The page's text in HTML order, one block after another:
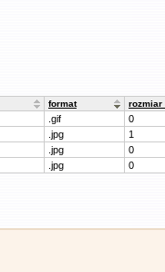
format rozmiar
.gif
0
.jpg
1
.jpg
0
.jpg 0